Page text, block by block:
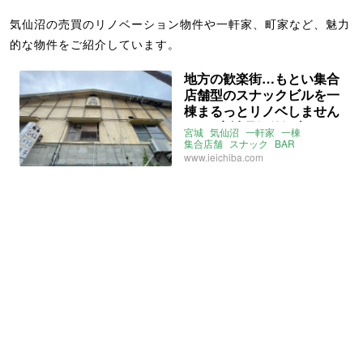
気仙沼の売買のリノベーション物件や一軒家、町家など、魅力
的な物件をご紹介しています。
地方の歓楽街…もとい集合
店舗型のスナックビルを一
棟まるっとリノベしません
か？ (宮城県気仙沼市544㎡
の売買物件)
宮城 気仙沼 一軒家 一棟
集合店舗 スナック
BAR
リノベーション素材
www.ieichiba.com